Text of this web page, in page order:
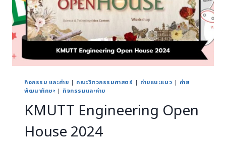
กิจกรรม และค่าย | คณะวิศวกรรมศาสตร์ | ค่ายแนะแนว | ค่าย
พัฒนาทักษะ | กิจกรรมและค่าย
KMUTT Engineering Open
House 2024